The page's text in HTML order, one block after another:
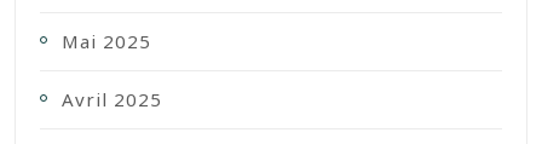
Mai 2025
Avril 2025